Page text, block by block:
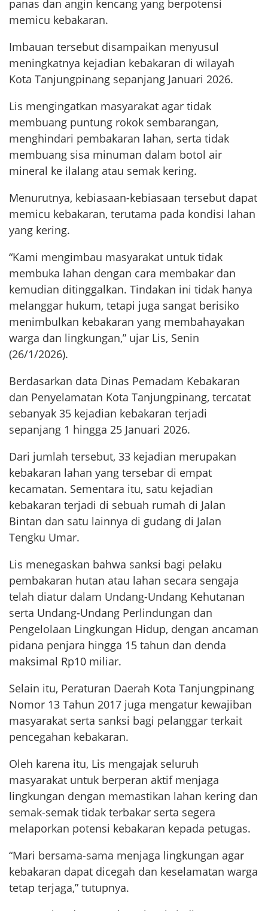
panas dan angin kencang yang berpotensi
memicu kebakaran.
Imbauan tersebut disampaikan menyusul
meningkatnya kejadian kebakaran di wilayah
Kota Tanjungpinang sepanjang Januari 2026.
Lis mengingatkan masyarakat agar tidak
membuang puntung rokok sembarangan,
menghindari pembakaran lahan, serta tidak
membuang sisa minuman dalam botol air
mineral ke ilalang atau semak kering.
Menurutnya, kebiasaan-kebiasaan tersebut dapat
memicu kebakaran, terutama pada kondisi lahan
yang kering.
“Kami mengimbau masyarakat untuk tidak
membuka lahan dengan cara membakar dan
kemudian ditinggalkan. Tindakan ini tidak hanya
melanggar hukum, tetapi juga sangat berisiko
menimbulkan kebakaran yang membahayakan
warga dan lingkungan,” ujar Lis, Senin
(26/1/2026).
Berdasarkan data Dinas Pemadam Kebakaran
dan Penyelamatan Kota Tanjungpinang, tercatat
sebanyak 35 kejadian kebakaran terjadi
sepanjang 1 hingga 25 Januari 2026.
Dari jumlah tersebut, 33 kejadian merupakan
kebakaran lahan yang tersebar di empat
kecamatan. Sementara itu, satu kejadian
kebakaran terjadi di sebuah rumah di Jalan
Bintan dan satu lainnya di gudang di Jalan
Tengku Umar.
Lis menegaskan bahwa sanksi bagi pelaku
pembakaran hutan atau lahan secara sengaja
telah diatur dalam Undang-Undang Kehutanan
serta Undang-Undang Perlindungan dan
Pengelolaan Lingkungan Hidup, dengan ancaman
pidana penjara hingga 15 tahun dan denda
maksimal Rp10 miliar.
Selain itu, Peraturan Daerah Kota Tanjungpinang
Nomor 13 Tahun 2017 juga mengatur kewajiban
masyarakat serta sanksi bagi pelanggar terkait
pencegahan kebakaran.
Oleh karena itu, Lis mengajak seluruh
masyarakat untuk berperan aktif menjaga
lingkungan dengan memastikan lahan kering dan
semak-semak tidak terbakar serta segera
melaporkan potensi kebakaran kepada petugas.
“Mari bersama-sama menjaga lingkungan agar
kebakaran dapat dicegah dan keselamatan warga
tetap terjaga,” tutupnya.